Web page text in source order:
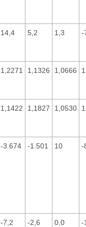
14,4 5,2 1,3 -
1,2271 1,1326 1,0666
1,1422 1,1827 1,0530
-3.674 -1.501 10 -
-7,2 -2,6 0,0 -